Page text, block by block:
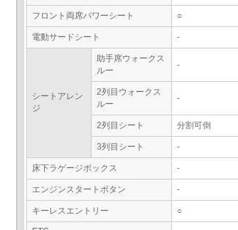
フロント両席パワーシート ○
電動サードシート -
シートアレン
ジ
助手席ウォークス
ルー
-
2列目ウォークス
ルー
-
2列目シート 分割可倒
3列目シート -
床下ラゲージボックス -
エンジンスタートボタン -
キーレスエントリー ○